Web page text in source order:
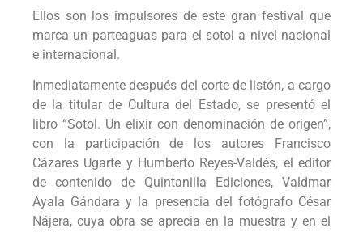
Ellos son los impulsores de este gran festival que
marca un parteaguas para el sotol a nivel nacional
e internacional.
Inmediatamente después del corte de listón, a cargo
de la titular de Cultura del Estado, se presentó el
libro “Sotol. Un elixir con denominación de origen”,
con la participación de los autores Francisco
Cázares Ugarte y Humberto Reyes-Valdés, el editor
de contenido de Quintanilla Ediciones, Valdmar
Ayala Gándara y la presencia del fotógrafo César
Nájera, cuya obra se aprecia en la muestra y en el